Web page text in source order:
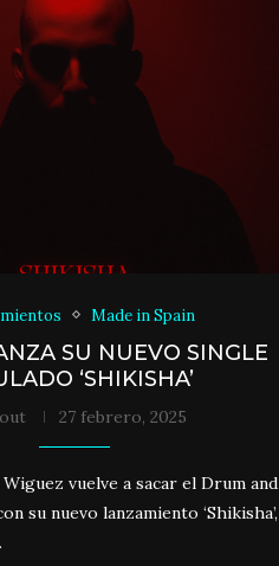
Made in Spain
SU NUEVO SINGLE
‘SHIKISHA’
27 febrero, 2025
vuelve a sacar el Drum and
su nuevo lanzamiento ‘Shikisha’,